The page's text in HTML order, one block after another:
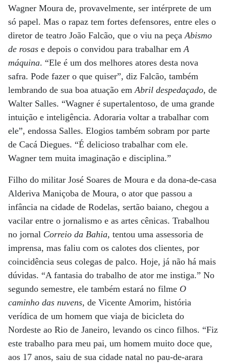
Wagner Moura de, provavelmente, ser intérprete de um
só papel. Mas o rapaz tem fortes defensores, entre eles o
diretor de teatro João Falcão, que o viu na peçaAbismo
de rosas e depois o convidou para trabalhar emA
máquina. “Ele é um dos melhores atores desta nova
safra. Pode fazer o que quiser”, diz Falcão, também
lembrando de sua boa atuação emAbril despedaçado, de
Walter Salles. “Wagner é supertalentoso, de uma grande
intuição e inteligência. Adoraria voltar a trabalhar com
ele”, endossa Salles. Elogios também sobram por parte
de Cacá Diegues. “É delicioso trabalhar com ele.
Wagner tem muita imaginação e disciplina.”
Filho do militar José Soares de Moura e da dona-de-casa
Alderiva Maniçoba de Moura, o ator que passou a
infância na cidade de Rodelas, sertão baiano, chegou a
vacilar entre o jornalismo e as artes cênicas. Trabalhou
no jornal Correio da Bahia, tentou uma assessoria de
imprensa, mas faliu com os calotes dos clientes, por
coincidência seus colegas de palco. Hoje, já não há mais
dúvidas. “A fantasia do trabalho de ator me instiga.” No
segundo semestre, ele também estará no filme O
caminho das nuvens, de Vicente Amorim, história
verídica de um homem que viaja de bicicleta do
Nordeste ao Rio de Janeiro, levando os cinco filhos. “Fiz
este trabalho para meu pai, um homem muito doce que,
aos 17 anos, saiu de sua cidade natal no pau-de-arara